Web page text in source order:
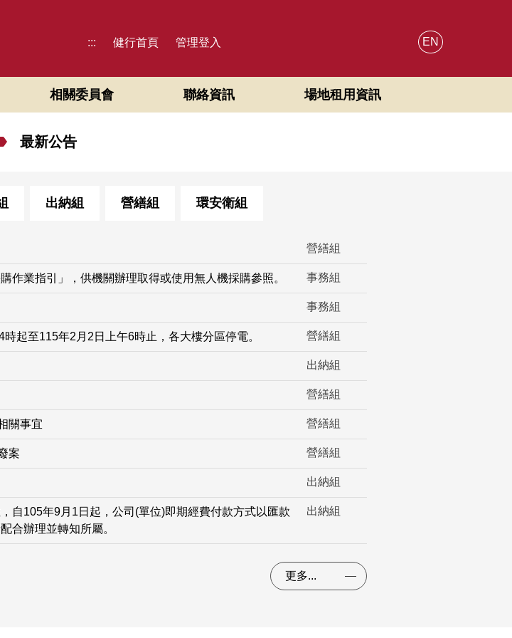
::: 健行首頁 管理登入 EN
相關委員會 聯絡資訊 場地租用資訊
最新公告
出納組 營繕組 環安衛組
營繕組
作業指引」，供機關辦理取得或使用無人機採購參照。 事務組
事務組
起至115年2月2日上午6時止，各大樓分區停電。 營繕組
出納組
營繕組
關事宜 營繕組
案 營繕組
出納組
自105年9月1日起，公司(單位)即期經費付款方式以匯款
合辦理並轉知所屬。
出納組
更多...